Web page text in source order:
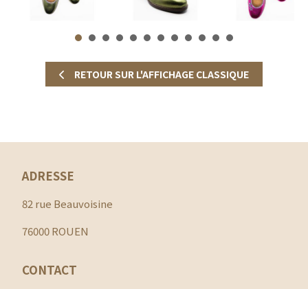
RETOUR SUR L'AFFICHAGE CLASSIQUE
ADRESSE
82 rue Beauvoisine
76000 ROUEN
CONTACT